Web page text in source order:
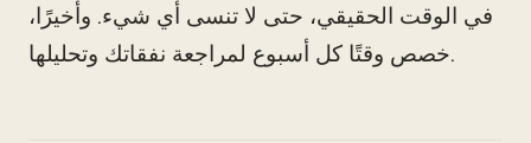
في الوقت الحقيقي، حتى لا تنسى أي شيء. وأخيرًا،
خصص وقتًا كل أسبوع لمراجعة نفقاتك وتحليلها.